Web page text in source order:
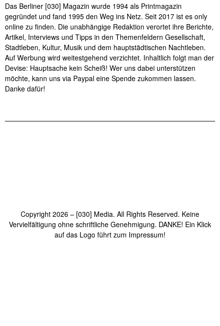
Das Berliner [030] Magazin wurde 1994 als Printmagazin
gegründet und fand 1995 den Weg ins Netz. Seit 2017 ist es only
online zu finden. Die unabhängige Redaktion verortet ihre Berichte,
Artikel, Interviews und Tipps in den Themenfeldern Gesellschaft,
Stadtleben, Kultur, Musik und dem hauptstädtischen Nachtleben.
Auf Werbung wird weitestgehend verzichtet. Inhaltlich folgt man der
Devise: Hauptsache kein Scheiß! Wer uns dabei unterstützen
möchte, kann uns via Paypal eine Spende zukommen lassen.
Danke dafür!
Copyright 2026 – [030] Media. All Rights Reserved. Keine
Vervielfältigung ohne schriftliche Genehmigung. DANKE! Ein Klick
auf das Logo führt zum Impressum!